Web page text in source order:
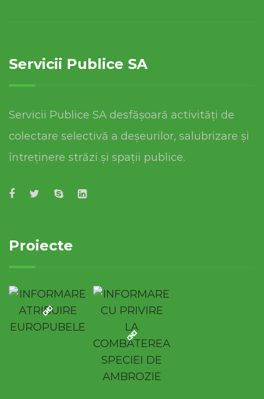
Servicii Publice SA
Servicii Publice SA desfășoară activități de
colectare selectivă a deșeurilor, salubrizare și
întreținere străzi și spații publice.
Proiecte